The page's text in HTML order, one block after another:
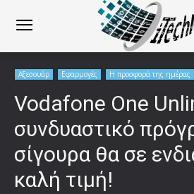
Αξεσουάρ Εφαρμογές Η προσφορά της ημέρας
Vodafone One
συνδυαστικό
σίγουρα θα σε
καλή τιμή!